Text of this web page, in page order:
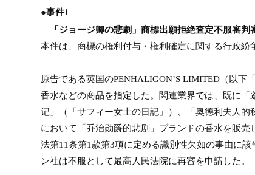
●事件1
「ジョージ卿の悲劇」商標出願拒絶査定不服審判
本件は、商標の権利付与・権利確定に関する行政
原告である英国のPENHALIGON’S LIMITED （以下
香水などの商品を指定した。関連業界では、既に
记」（「サフィー女士の日記」）、「奥德利夫人的
において「乔治勋爵的悲剧」ブランドの香水を販
法第11条第1款第3項に定める識別性欠如の事由に
ン社は不服として最高人民法院に再審を申請した。